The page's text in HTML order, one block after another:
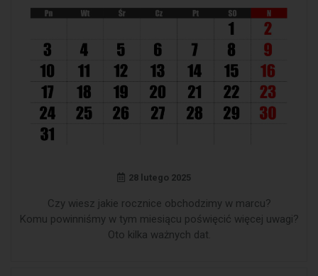
28 lutego 2025
Czy wiesz jakie rocznice obchodzimy w marcu?
Komu powinniśmy w tym miesiącu poświęcić więcej uwagi?
Oto kilka ważnych dat.